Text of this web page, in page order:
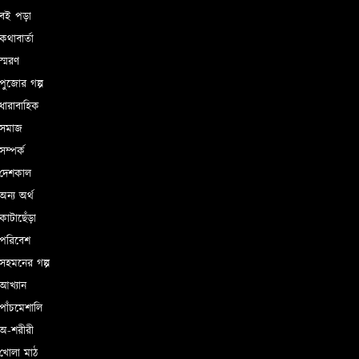
পড়া
পুজোর গল্প
ধারাবাহিক
দেশকাল
অর্থ
পরিবেশ
গল্প
পাঁচমেশালি
শরীরী
খোলা মাঠ